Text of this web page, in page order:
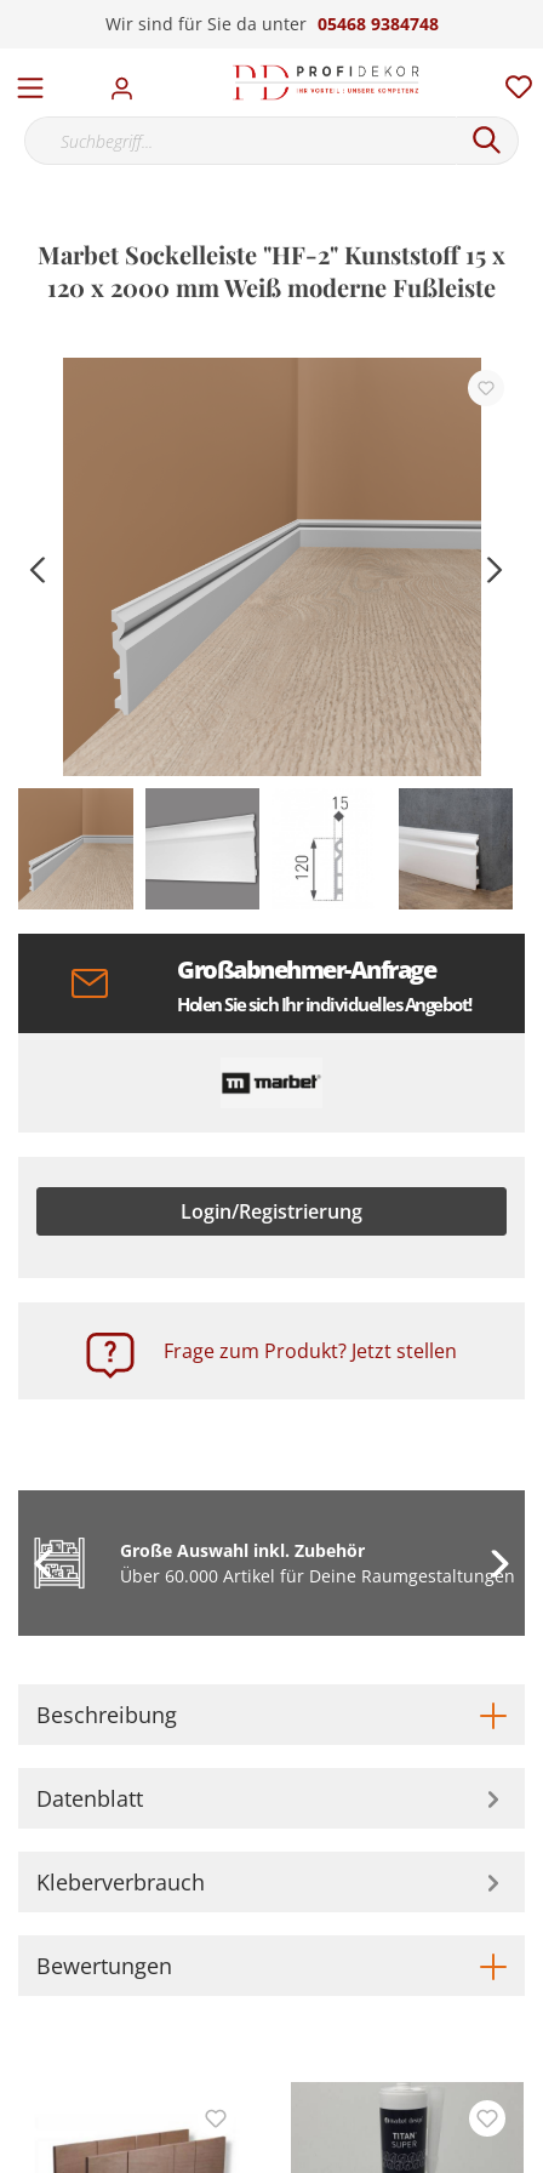
Wir sind für Sie da unter 05468 9384748
Marbet Sockelleiste "HF-2" Kunststoff 15 x
120 x 2000 mm Weiß moderne Fußleiste
Großabnehmer-Anfrage
Holen Sie sich Ihr individuelles Angebot!
Login/Registrierung
Frage zum Produkt? Jetzt stellen
Große Auswahl inkl. Zubehör
Über 60.000 Artikel für Deine Raumgestaltungen
Beschreibung
Datenblatt
Kleberverbrauch
Bewertungen